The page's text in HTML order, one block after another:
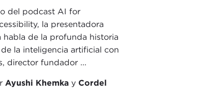
del podcast AI for
la presentadora
habla de la profunda historia
la inteligencia artificial con
director fundador ...
Ayushi Khemkay Cordel